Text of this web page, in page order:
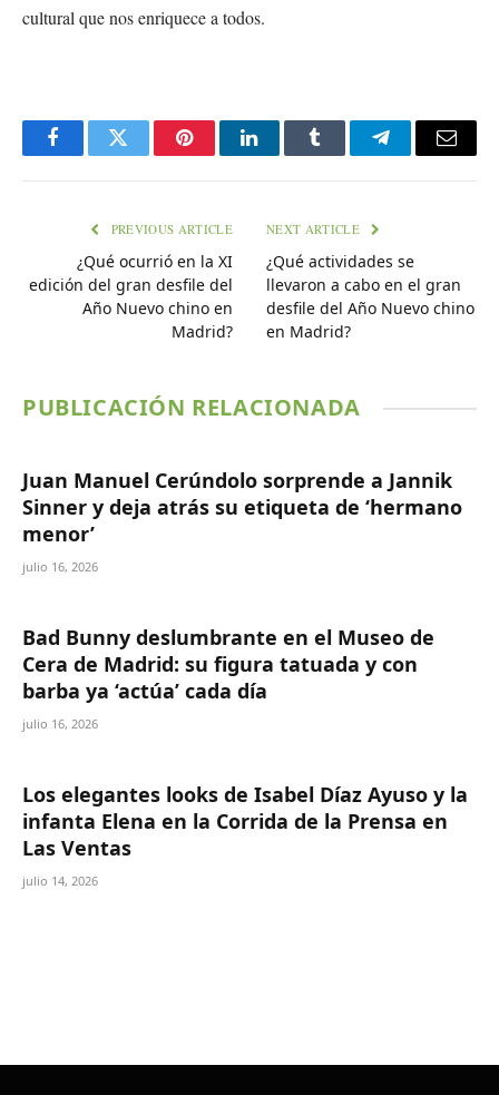
cultural que nos enriquece a todos.
FacebookTwitter PinterestLinkedInTumblr TelegramEmail
PREVIOUS ARTICLE
¿Qué ocurrió en la XI
edición del gran desfile del
Año Nuevo chino en
Madrid?
NEXT ARTICLE
¿Qué actividades se
llevaron a cabo en el gran
desfile del Año Nuevo chino
en Madrid?
PUBLICACIÓN RELACIONADA
Juan Manuel Cerúndolo sorprende a Jannik
Sinner y deja atrás su etiqueta de ‘hermano
menor’
julio 16, 2026
Bad Bunny deslumbrante en el Museo de
Cera de Madrid: su figura tatuada y con
barba ya ‘actúa’ cada día
julio 16, 2026
Los elegantes looks de Isabel Díaz Ayuso y la
infanta Elena en la Corrida de la Prensa en
Las Ventas
julio 14, 2026